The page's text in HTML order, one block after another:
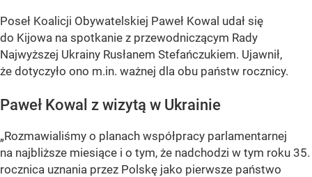
Poseł Koalicji Obywatelskiej Paweł Kowal udał się
do Kijowa na spotkanie z przewodniczącym Rady
Najwyższej Ukrainy Rusłanem Stefańczukiem. Ujawnił,
że dotyczyło ono m.in. ważnej dla obu państw rocznicy.
Paweł Kowal z wizytą w Ukrainie
„Rozmawialiśmy o planach współpracy parlamentarnej
na najbliższe miesiące i o tym, że nadchodzi w tym roku 35.
rocznica uznania przez Polskę jako pierwsze państwo